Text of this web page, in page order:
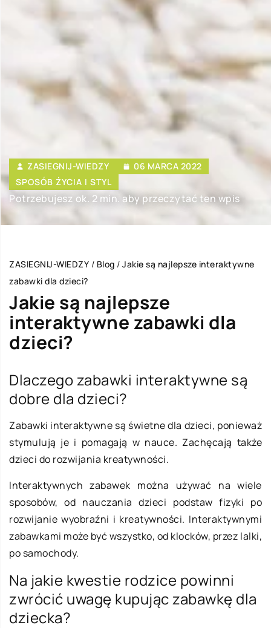
ZASIEGNIJ-WIEDZY
06 MARCA 2022
SPOSÓB ŻYCIA I STYL
Potrzebujesz ok. 2 min. aby przeczytać ten wpis
ZASIEGNIJ-WIEDZY / Blog / Jakie są najlepsze interaktywne
zabawki dla dzieci?
Jakie są najlepsze
interaktywne zabawki dla
dzieci?
Dlaczego zabawki interaktywne są
dobre dla dzieci?
Zabawki interaktywne są świetne dla dzieci, ponieważ
stymulują je i pomagają w nauce. Zachęcają także
dzieci do rozwijania kreatywności.
Interaktywnych zabawek można używać na wiele
sposobów, od nauczania dzieci podstaw fizyki po
rozwijanie wyobraźni i kreatywności. Interaktywnymi
zabawkami może być wszystko, od klocków, przez lalki,
po samochody.
Na jakie kwestie rodzice powinni
zwrócić uwagę kupując zabawkę dla
dziecka?